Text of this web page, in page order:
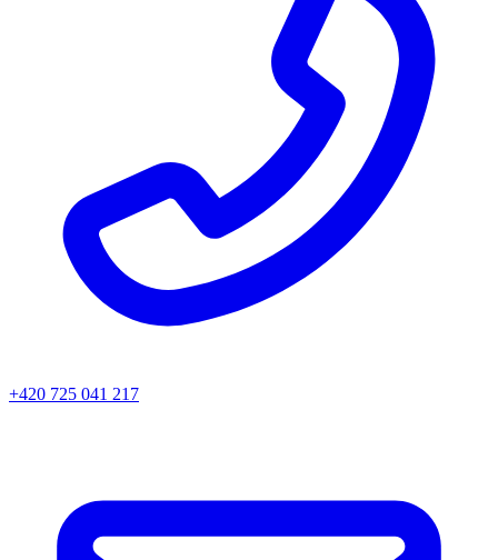
+420 725 041 217